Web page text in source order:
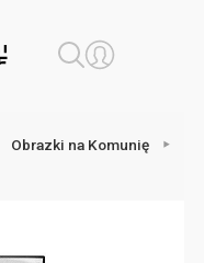
Obrazki na Komunię